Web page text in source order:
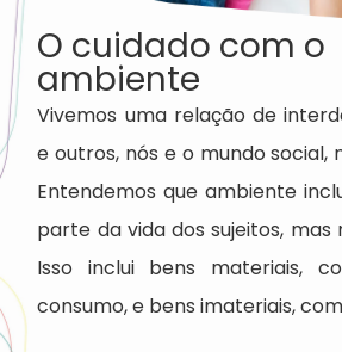
O cuidado com o
ambiente
Vivemos uma relação de
e outros, nós e o mundo social,
Entendemos que ambiente
parte da vida dos sujeitos, mas
Isso inclui bens materiais,
consumo, e bens imateriais,